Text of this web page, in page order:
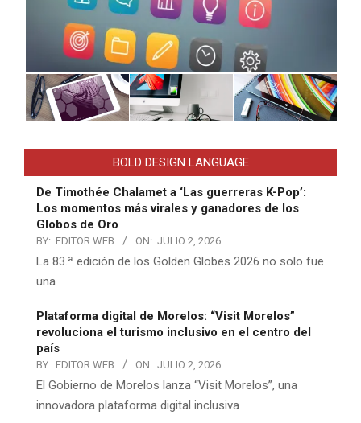
BOLD DESIGN LANGUAGE
De Timothée Chalamet a ‘Las guerreras K-Pop’:
Los momentos más virales y ganadores de los
Globos de Oro
BY: EDITOR WEB ON: JULIO 2, 2026
La 83.ª edición de los Golden Globes 2026 no solo fue
una
Plataforma digital de Morelos: “Visit Morelos”
revoluciona el turismo inclusivo en el centro del
país
BY: EDITOR WEB ON: JULIO 2, 2026
El Gobierno de Morelos lanza “Visit Morelos”, una
innovadora plataforma digital inclusiva